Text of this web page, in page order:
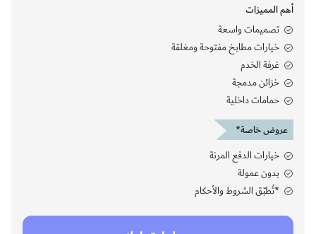
أهم المميزات
تصميمات واسعة
خيارات مطابخ مفتوحة ومغلقة
غرفة الخدم
خزائن مدمجة
حمامات داخلية
عروض خاصة*
خيارات الدفع المرنة
بدون عمولة
*تُطبّق الشروط والأحكام